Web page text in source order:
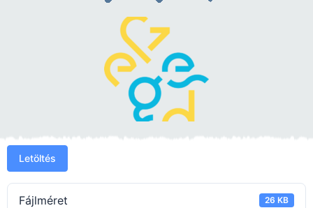
Letöltés
Fájlméret 26 KB